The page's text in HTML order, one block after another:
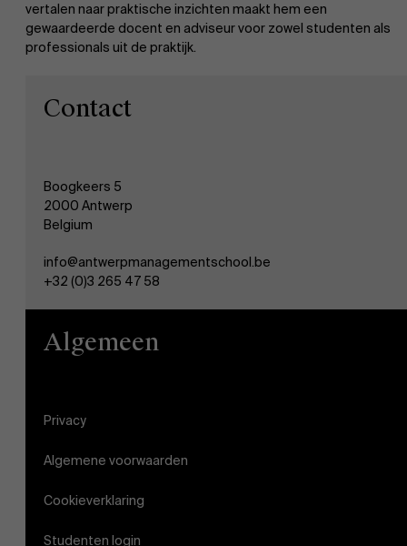
Evenementen
AMS team
vertalen naar praktische inzichten maakt hem een
gewaardeerde docent en adviseur voor zowel studenten als
professionals uit de praktijk.
Contact
Boogkeers 5
2000 Antwerp
Belgium
info@antwerpmanagementschool.be
+32 (0)3 265 47 58
Algemeen
Privacy
Algemene voorwaarden
Cookieverklaring
Studenten login